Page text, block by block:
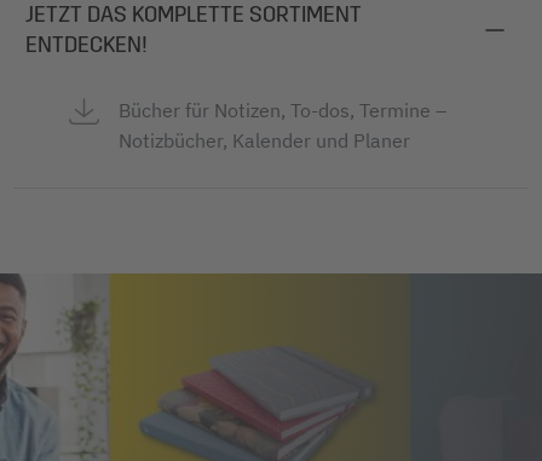
JETZT DAS KOMPLETTE SORTIMENT
ENTDECKEN!
Bücher für Notizen, To-dos, Termine –
Notizbücher, Kalender und Planer